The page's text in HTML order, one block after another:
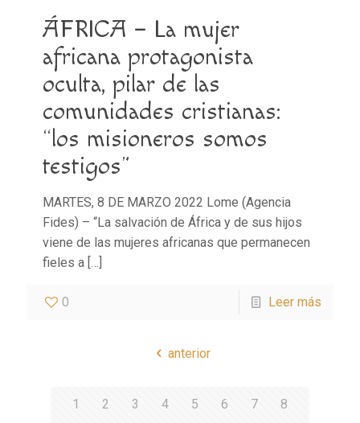
ÁFRICA – La mujer
africana protagonista
oculta, pilar de las
comunidades cristianas:
“los misioneros somos
testigos”
MARTES, 8 DE MARZO 2022 Lome (Agencia
Fides) – “La salvación de África y de sus hijos
viene de las mujeres africanas que permanecen
fieles a […]
0 Leer más
anterior
1 2 3 4 5 6 7
8